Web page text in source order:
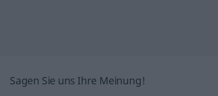
Sagen Sie uns Ihre Meinung!